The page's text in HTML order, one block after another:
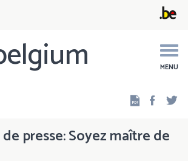
MENU
presse: Soyez maître de